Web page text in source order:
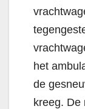
het
de
kreeg. De